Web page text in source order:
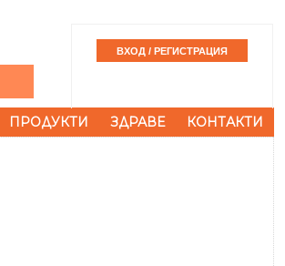
ПРОДУКТИ ЗДРАВЕ КОНТАКТИ